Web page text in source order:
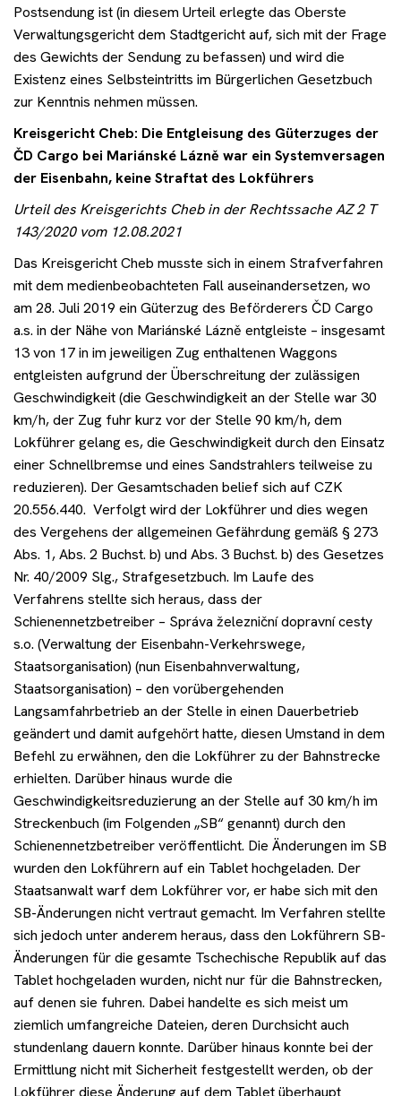
Postsendung ist (in diesem Urteil erlegte das Oberste
Verwaltungsgericht dem Stadtgericht auf, sich mit der Frage
des Gewichts der Sendung zu befassen) und wird die
Existenz eines Selbsteintritts im Bürgerlichen Gesetzbuch
zur Kenntnis nehmen müssen.
Kreisgericht Cheb: Die Entgleisung des Güterzuges der
ČD Cargo bei Mariánské Lázně war ein Systemversagen
der Eisenbahn, keine Straftat des Lokführers
Urteil des Kreisgerichts Cheb in der Rechtssache AZ 2 T
143/2020 vom 12.08.2021
Das Kreisgericht Cheb musste sich in einem Strafverfahren
mit dem medienbeobachteten Fall auseinandersetzen, wo
am 28. Juli 2019 ein Güterzug des Beförderers ČD Cargo
a.s. in der Nähe von Mariánské Lázně entgleiste – insgesamt
13 von 17 in im jeweiligen Zug enthaltenen Waggons
entgleisten aufgrund der Überschreitung der zulässigen
Geschwindigkeit (die Geschwindigkeit an der Stelle war 30
km/h, der Zug fuhr kurz vor der Stelle 90 km/h, dem
Lokführer gelang es, die Geschwindigkeit durch den Einsatz
einer Schnellbremse und eines Sandstrahlers teilweise zu
reduzieren). Der Gesamtschaden belief sich auf CZK
20.556.440. Verfolgt wird der Lokführer und dies wegen
des Vergehens der allgemeinen Gefährdung gemäß § 273
Abs. 1, Abs. 2 Buchst. b) und Abs. 3 Buchst. b) des Gesetzes
Nr. 40/2009 Slg., Strafgesetzbuch. Im Laufe des
Verfahrens stellte sich heraus, dass der
Schienennetzbetreiber – Správa železniční dopravní cesty
s.o. (Verwaltung der Eisenbahn-Verkehrswege,
Staatsorganisation) (nun Eisenbahnverwaltung,
Staatsorganisation) – den vorübergehenden
Langsamfahrbetrieb an der Stelle in einen Dauerbetrieb
geändert und damit aufgehört hatte, diesen Umstand in dem
Befehl zu erwähnen, den die Lokführer zu der Bahnstrecke
erhielten. Darüber hinaus wurde die
Geschwindigkeitsreduzierung an der Stelle auf 30 km/h im
Streckenbuch (im Folgenden „SB“ genannt) durch den
Schienennetzbetreiber veröffentlicht. Die Änderungen im SB
wurden den Lokführern auf ein Tablet hochgeladen. Der
Staatsanwalt warf dem Lokführer vor, er habe sich mit den
SB-Änderungen nicht vertraut gemacht. Im Verfahren stellte
sich jedoch unter anderem heraus, dass den Lokführern SB-
Änderungen für die gesamte Tschechische Republik auf das
Tablet hochgeladen wurden, nicht nur für die Bahnstrecken,
auf denen sie fuhren. Dabei handelte es sich meist um
ziemlich umfangreiche Dateien, deren Durchsicht auch
stundenlang dauern konnte. Darüber hinaus konnte bei der
Ermittlung nicht mit Sicherheit festgestellt werden, ob der
Lokführer diese Änderung auf dem Tablet überhaupt